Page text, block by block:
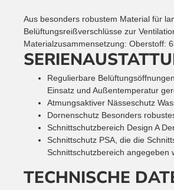
Aus besonders robustem Material für
Belüftungsreißverschlüsse zur
Materialzusammensetzung: Oberstoff:
Regulierbare Belüftungsöffnungen
Einsatz und Außentemperatur
Atmungsaktiver Nässeschutz
Dornenschutz Besonders
Schnittschutzbereich Design A
Schnittschutz PSA, die die
Schnittschutzbereich angegeben
TECHNISCHE